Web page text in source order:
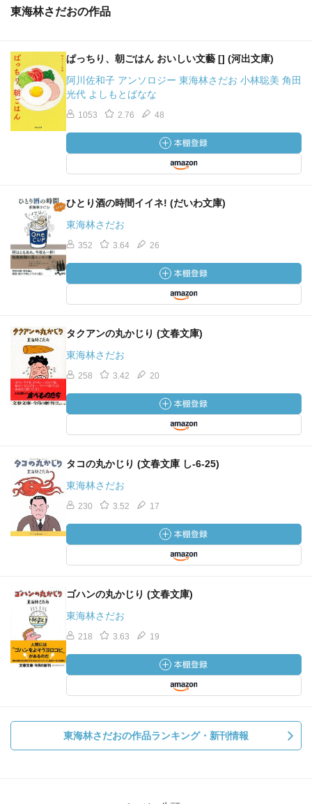
東海林さだおの作品
ぱっちり、朝ごはん おいしい文藝 [] (河出文庫)
阿川佐和子 アンソロジー 東海林さだお 小林聡美 角田
光代 よしもとばなな
1053 2.76 48
ひとり酒の時間イイネ! (だいわ文庫)
東海林さだお
352 3.64 26
タクアンの丸かじり (文春文庫)
東海林さだお
258 3.42 20
タコの丸かじり (文春文庫 し-6-25)
東海林さだお
230 3.52 17
ゴハンの丸かじり (文春文庫)
東海林さだお
218 3.63 19
東海林さだおの作品ランキング・新刊情報